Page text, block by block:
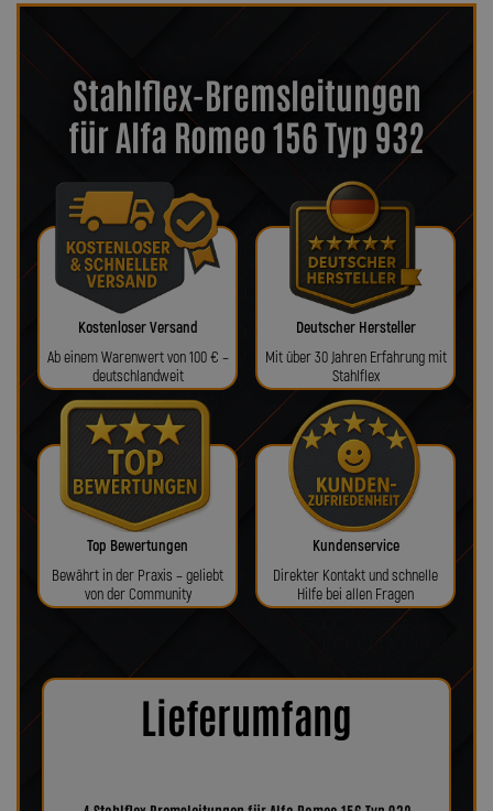
Stahlflex-Bremsleitungen
für Alfa Romeo 156 Typ 932
Kostenloser Versand
Ab einem Warenwert von 100 € –
deutschlandweit
Deutscher Hersteller
Mit über 30 Jahren Erfahrung mit
Stahlflex
Top Bewertungen
Bewährt in der Praxis – geliebt
von der Community
Kundenservice
Direkter Kontakt und schnelle
Hilfe bei allen Fragen
Lieferumfang